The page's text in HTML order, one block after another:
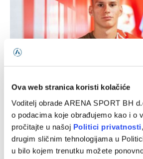
Ova web stranica koristi kolačiće
Voditelj obrade ARENA SPORT BH
o podacima koje obrađujemo kao i o
pročitajte u našoj Politici privatnosti
drugim sličnim tehnologijama u
u bilo kojem trenutku možete
Velež prodao nogometaša u Portugal
06/08/2026